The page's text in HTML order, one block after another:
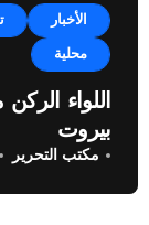
الأخبار
محلية
اللواء
بيروت
مكتب التحرير